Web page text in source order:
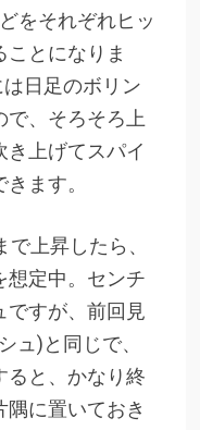
をそれぞれヒッ
ことになりま
日足のボリン
で、そろそろ上
上げてスパイ
ます。
上昇したら、
想定中。センチ
ですが、前回見
ュ)と同じで、
ると、かなり終
に置いておき